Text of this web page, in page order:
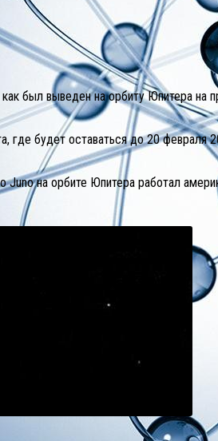
был выведен на орбиту Юпитера
будет оставаться до 20 февраля
Juno на орбите Юпитера работал